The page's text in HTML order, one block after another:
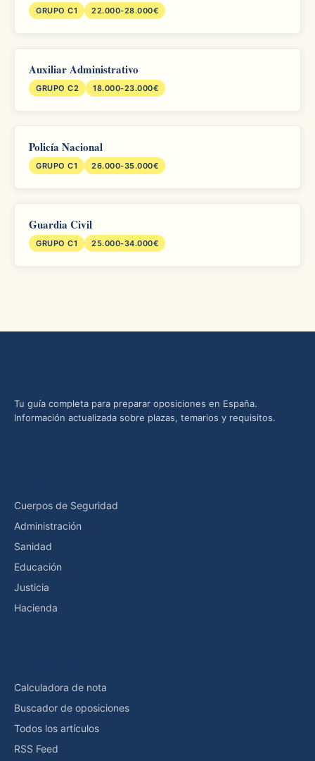
GRUPO C1 22.000-28.000€
Auxiliar Administrativo
GRUPO C2 18.000-23.000€
Policía Nacional
GRUPO C1 26.000-35.000€
Guardia Civil
GRUPO C1 25.000-34.000€
Tu guía completa para preparar oposiciones en España.
Información actualizada sobre plazas, temarios y requisitos.
Cuerpos de Seguridad
Administración
Sanidad
Educación
Justicia
Hacienda
Calculadora de nota
Buscador de oposiciones
Todos los artículos
RSS Feed